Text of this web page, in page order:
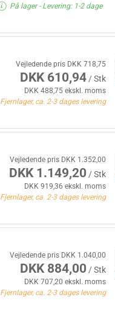
På lager- Levering: 1-2 dage
Vejledende pris DKK 718,75
DKK 610,94 / Stk
DKK 488,75 ekskl. moms
Fjernlager, ca. 2-3 dages levering
Vejledende pris DKK 1.352,00
DKK 1.149,20 / Stk
DKK 919,36 ekskl. moms
Fjernlager, ca. 2-3 dages levering
Vejledende pris DKK 1.040,00
DKK 884,00 / Stk
DKK 707,20 ekskl. moms
Fjernlager, ca. 2-3 dages levering